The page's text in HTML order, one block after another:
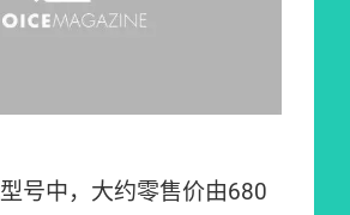
号中，大约零售价由680